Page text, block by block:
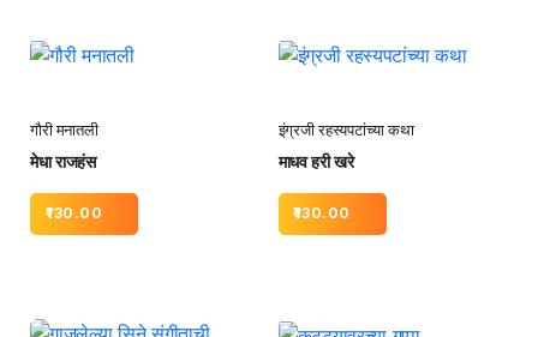
गौरी मनातली
मेधा राजहंस
130.00
इंग्रजी रहस्यपटांच्या कथा
माधव हरी खरे
130.00